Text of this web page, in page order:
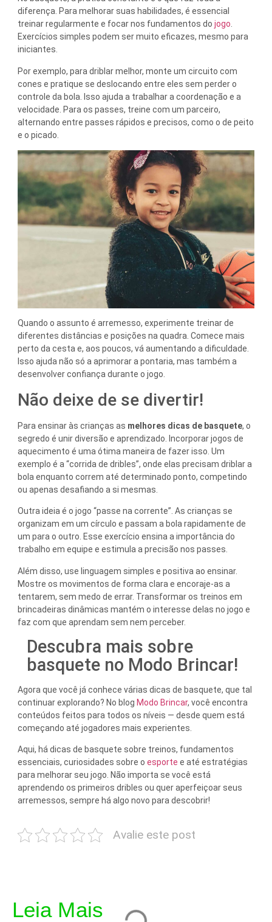
diferença. Para melhorar suas habilidades, é essencial
treinar regularmente e focar nos fundamentos do jogo.
Exercícios simples podem ser muito eficazes, mesmo para
iniciantes.
Por exemplo, para driblar melhor, monte um circuito com
cones e pratique se deslocando entre eles sem perder o
controle da bola. Isso ajuda a trabalhar a coordenação e a
velocidade. Para os passes, treine com um parceiro,
alternando entre passes rápidos e precisos, como o de peito
e o picado.
Quando o assunto é arremesso, experimente treinar de
diferentes distâncias e posições na quadra. Comece mais
perto da cesta e, aos poucos, vá aumentando a dificuldade.
Isso ajuda não só a aprimorar a pontaria, mas também a
desenvolver confiança durante o jogo.
Não deixe de se divertir!
Para ensinar às crianças as melhores dicas de basquete, o
segredo é unir diversão e aprendizado. Incorporar jogos de
aquecimento é uma ótima maneira de fazer isso. Um
exemplo é a “corrida de dribles”, onde elas precisam driblar a
bola enquanto correm até determinado ponto, competindo
ou apenas desafiando a si mesmas.
Outra ideia é o jogo “passe na corrente”. As crianças se
organizam em um círculo e passam a bola rapidamente de
um para o outro. Esse exercício ensina a importância do
trabalho em equipe e estimula a precisão nos passes.
Além disso, use linguagem simples e positiva ao ensinar.
Mostre os movimentos de forma clara e encoraje-as a
tentarem, sem medo de errar. Transformar os treinos em
brincadeiras dinâmicas mantém o interesse delas no jogo e
faz com que aprendam sem nem perceber.
Descubra mais sobre
basquete no Modo Brincar!
Agora que você já conhece várias dicas de basquete, que tal
continuar explorando? No blog Modo Brincar, você encontra
conteúdos feitos para todos os níveis — desde quem está
começando até jogadores mais experientes.
Aqui, há dicas de basquete sobre treinos, fundamentos
essenciais, curiosidades sobre o esporte e até estratégias
para melhorar seu jogo. Não importa se você está
aprendendo os primeiros dribles ou quer aperfeiçoar seus
arremessos, sempre há algo novo para descobrir!
Avalie este post
Leia Mais